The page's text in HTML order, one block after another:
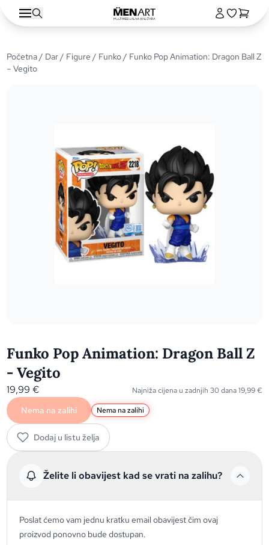
Početna/ Dar/ Figure / Funko/ Funko Pop Animation: Dragon Ball Z
– Vegito
Funko Pop Animation: Dragon Ball Z
- Vegito
19,99€ Najniža cijena u zadnjih 30 dana19,99€
Nema na zalihi Nema na zalihi
Dodaj u listu želja
Želite li obavijest kad se vrati na zalihu?
Poslat ćemo vam jednu kratku email obavijest čim ovaj
proizvod ponovno bude dostupan.